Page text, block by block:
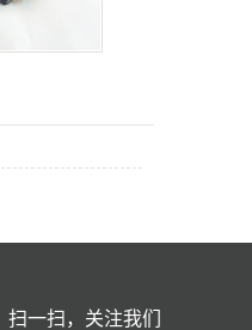
扫一扫，关注我们